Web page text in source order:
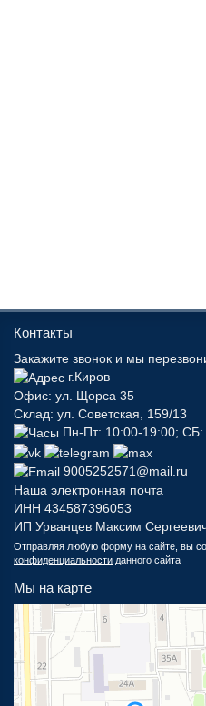
Контакты
Закажите звонок и мы
г.Киров
Офис: ул. Щорса 35
Склад: ул. Советская, 159/13
Пн-Пт: 10:00-19:00; СБ:
9005252571@mail.ru
Наша электронная почта
ИНН 434587396053
ИП Урванцев Максим
Отправляя любую форму на сайте, вы
конфиденциальности данного сайта
Мы на карте